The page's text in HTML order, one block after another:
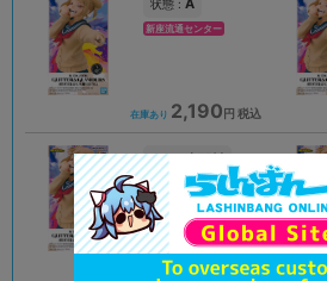
状態 : A
新座流通センター
在庫あり 2,190 円 税込
状態 :
豊橋店
1,489円 税込